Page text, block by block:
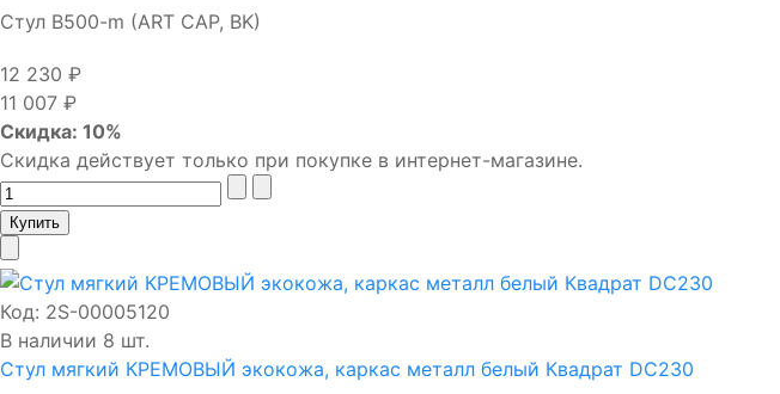
Стул B500-m (ART CAP, BK)
12 230 ₽
11 007 ₽
Скидка: 10%
Скидка действует только при покупке в интернет-магазине.
Код: 2S-00005120
В наличии 8 шт.
Стул мягкий КРЕМОВЫЙ экокожа, каркас металл белый Квадрат DC230